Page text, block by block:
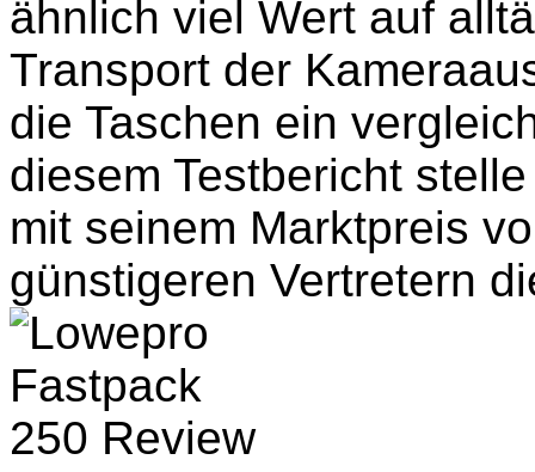
ähnlich viel Wert auf
Transport der
die Taschen ein
diesem Testbericht
mit seinem Marktpreis
günstigeren Vertretern